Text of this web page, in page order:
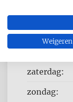
donderdag:
vrijdag:
zaterdag:
zondag:
Weigeren